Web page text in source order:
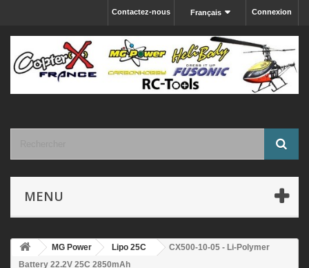
Connexion
Français
Contactez-nous
MENU
MG Power Lipo 25C
CX500-10-05 - Li-Polymer
Battery 22.2V 25C 2850mAh